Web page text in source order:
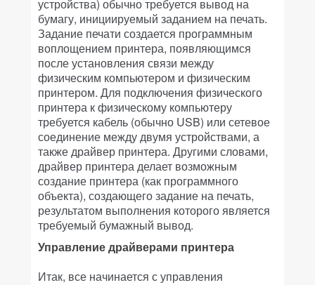
устройства) обычно требуется вывод на
бумагу, инициируемый заданием на печать.
Задание печати создается программным
воплощением принтера, появляющимся
после установления связи между
физическим компьютером и физическим
принтером. Для подключения физического
принтера к физическому компьютеру
требуется кабель (обычно USB) или сетевое
соединение между двумя устройствами, а
также драйвер принтера. Другими словами,
драйвер принтера делает возможным
создание принтера (как программного
объекта), создающего задание на печать,
результатом выполнения которого является
требуемый бумажный вывод.
Управление драйверами принтера
Итак, все начинается с управления